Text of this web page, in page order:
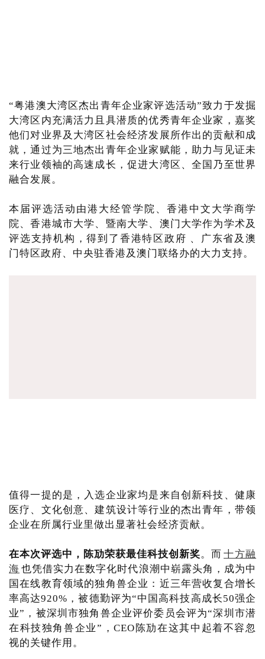
“粤港澳大湾区杰出青年企业家评选活动”致力于发掘
大湾区内充满活力且具潜质的优秀青年企业家，嘉奖
他们对业界及大湾区社会经济发展所作出的贡献和成
就，通过为三地杰出青年企业家赋能，助力与见证未
来行业领袖的高速成长，促进大湾区、全国乃至世界
融合发展。
本届评选活动由港大经管学院、香港中文大学商学
院、香港城市大学、暨南大学、澳门大学作为学术及
评选支持机构，得到了香港特区政府 、广东省及澳
门特区政府、中央驻香港及澳门联络办的大力支持。
值得一提的是，入选企业家均是来自创新科技、健康
医疗、文化创意、建筑设计等行业的杰出青年，带领
企业在所属行业里做出显著社会经济贡献。
在本次评选中，陈劢荣获最佳科技创新奖。而 十方融
海 也凭借实力在数字化时代浪潮中崭露头角，成为中
国在线教育领域的独角兽企业：近三年营收复合增长
率高达920%，被德勤评为“中国高科技高成长50强企
业”，被深圳市独角兽企业评价委员会评为“深圳市潜
在科技独角兽企业”，CEO陈劢在这其中起着不容忽
视的关键作用。